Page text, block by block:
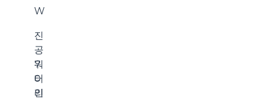
W
진
공
워
터
리
7
0
인